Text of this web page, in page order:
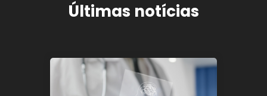
Últimas notícias